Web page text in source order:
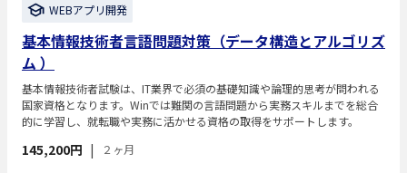
WEBアプリ開発
基本情報技術者言語問題対策（データ構造とアルゴリズ
ム ）
基本情報技術者試験は、IT業界で必須の基礎知識や論理的思考が問われる
国家資格となります。Winでは難関の言語問題から実務スキルまでを総合
的に学習し、就転職や実務に活かせる資格の取得をサポートします。
145,200円 | ２ヶ月